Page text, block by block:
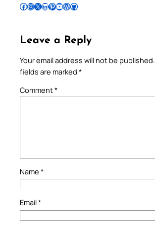
Follow Pradeep on Facebook Follow Pradeep on InstagramFollow Pradeep on X Follow Pradeep on LinkedIn Follow Pradeep on Pinterest Subscribe to Pradeep’s Youtube Channel Follow Pradeep on WordPress Follow Pradeep on GitHub
Leave a Reply
Your email address will not be published.
fields are marked *
Comment*
Name *
Email*